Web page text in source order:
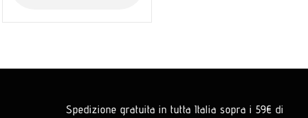
Spedizione gratuita in tutta Italia sopra i 59€ di